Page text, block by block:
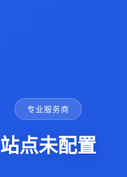
专业服务商
站点未配置